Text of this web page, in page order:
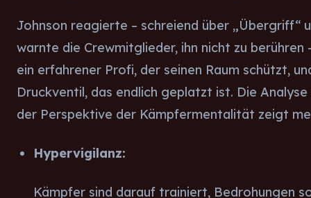
Johnson reagierte – schreiend über „Übergriff“
warnte die Crewmitglieder, ihn nicht zu berühren
ein erfahrener Profi, der seinen Raum schützt,
Druckventil, das endlich geplatzt ist. Die
der Perspektive der Kämpfermentalität zeigt
Hypervigilanz:
Kämpfer sind darauf trainiert, Bedrohungen